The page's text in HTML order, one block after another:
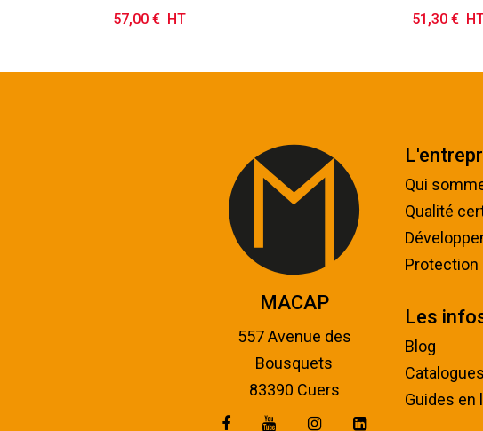
Prix
57,00 € HT Prix
51,30 €
MACAP
557 Avenue des
Bousquets
83390 Cuers
Qui
Qualité
Protection
Les
Blog
Guides en